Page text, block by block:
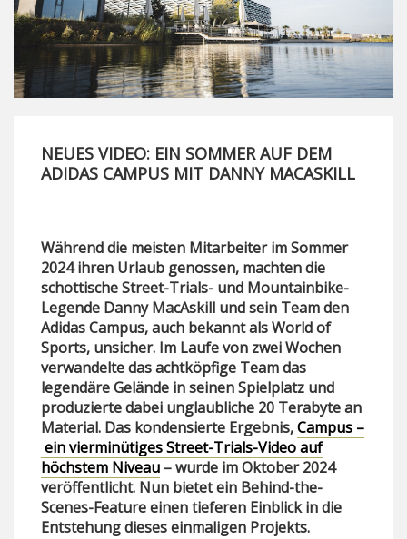
NEUES VIDEO: EIN SOMMER AUF DEM
ADIDAS CAMPUS MIT DANNY MACASKILL
Während die meisten Mitarbeiter im Sommer
2024 ihren Urlaub genossen, machten die
schottische Street-Trials- und Mountainbike-
Legende Danny MacAskill und sein Team den
Adidas Campus, auch bekannt als World of
Sports, unsicher. Im Laufe von zwei Wochen
verwandelte das achtköpfige Team das
legendäre Gelände in seinen Spielplatz und
produzierte dabei unglaubliche 20 Terabyte an
Material. Das kondensierte Ergebnis,Campus –
ein vierminütiges Street-Trials-Video auf
höchstem Niveau – wurde im Oktober 2024
veröffentlicht. Nun bietet ein Behind-the-
Scenes-Feature einen tieferen Einblick in die
Entstehung dieses einmaligen Projekts.